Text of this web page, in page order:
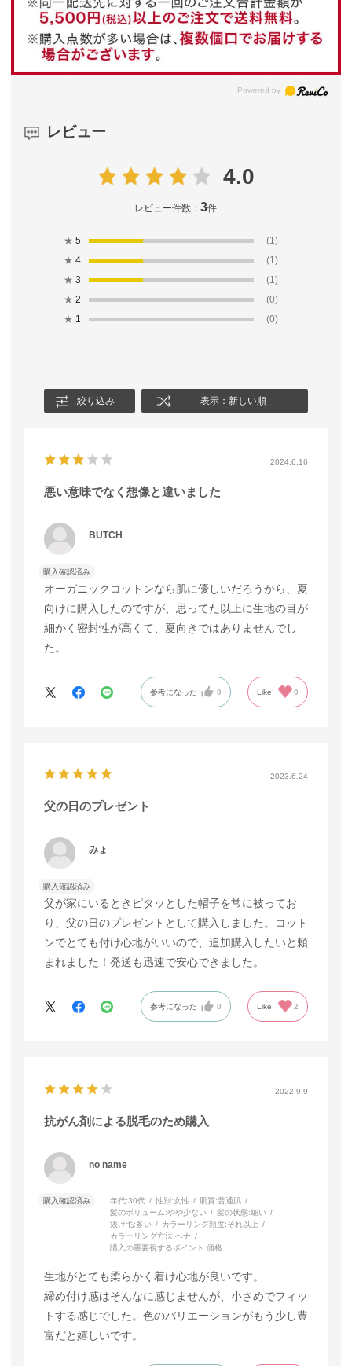
レビュー
4.0
レビュー件数：3件
★ 5
(1)
★ 4
(1)
★ 3
(1)
★ 2
(0)
★ 1 (0)
絞り込み 表示：新しい順
2024.6.16
悪い意味でなく想像と違いました
BUTCH
購入確認済み
オーガニックコットンなら肌に優しいだろうから、夏
向けに購入したのですが、思ってた以上に生地の目が
細かく密封性が高くて、夏向きではありませんでし
た。
参考になった 0 Like! 0
2023.6.24
父の日のプレゼント
みょ
購入確認済み
父が家にいるときピタッとした帽子を常に被ってお
り、父の日のプレゼントとして購入しました。コット
ンでとても付け心地がいいので、追加購入したいと頼
まれました！発送も迅速で安心できました。
参考になった 0 Like! 2
2022.9.9
抗がん剤による脱毛のため購入
no name
購入確認済み 年代:30代 性別:女性 肌質:普通肌
髪のボリューム:やや少ない 髪の状態:細い
抜け毛:多い カラーリング頻度:それ以上
カラーリング方法:ヘナ
購入の重要視するポイント:価格
生地がとても柔らかく着け心地が良いです。
締め付け感はそんなに感じませんが、小さめでフィッ
トする感じでした。色のバリエーションがもう少し豊
富だと嬉しいです。